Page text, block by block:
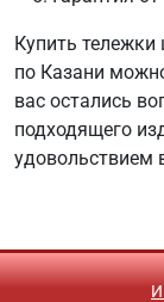
Купить тележки
по Казани
вас остались
подходящего
удовольствием